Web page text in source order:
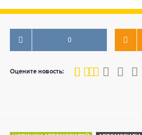
0
Оцените новость:
40
1 2 3 4 5